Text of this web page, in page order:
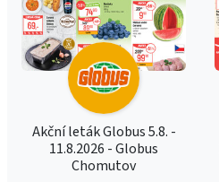
Akční leták Globus 5.8. -
11.8.2026 - Globus
Chomutov